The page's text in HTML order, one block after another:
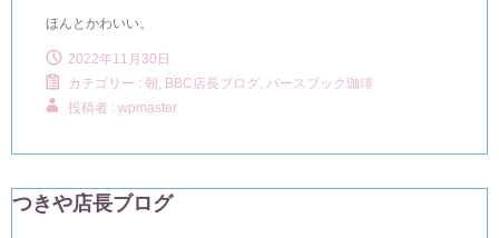
ほんとかわいい。
2022年11月30日
カテゴリー : 朝, BBC店長ブログ, バースブック珈琲
投稿者 : wpmaster
つきや店長ブログ